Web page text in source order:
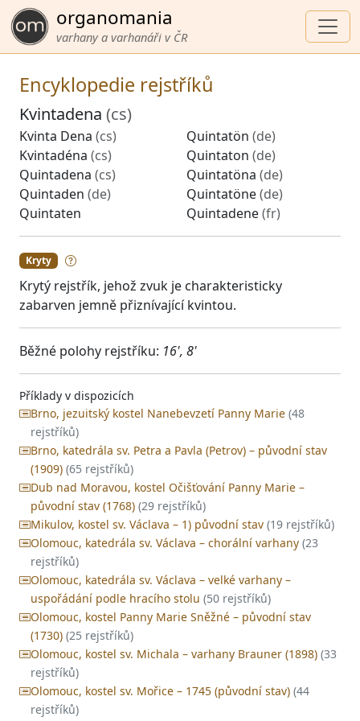
organomania
varhany a varhanáři v ČR
Encyklopedie rejstříků
Kvintadena (cs)
Kvinta Dena (cs)
Kvintadéna (cs)
Quintadena (cs)
Quintaden (de)
Quintaten
Quintatön (de)
Quintaton (de)
Quintatöna (de)
Quintatöne(de)
Quintadene(fr)
Kryty
Krytý rejstřík, jehož zvuk je charakteristicky
zabarven jemně přiznívající kvintou.
Běžné polohy rejstříku: 16', 8'
Příklady v dispozicích
Brno, jezuitský kostel Nanebevzetí Panny Marie (48
rejstříků)
Brno, katedrála sv. Petra a Pavla (Petrov) – původní stav
(1909) (65 rejstříků)
Dub nad Moravou, kostel Očišťování Panny Marie –
původní stav (1768) (29 rejstříků)
Mikulov, kostel sv. Václava – 1) původní stav (19 rejstříků)
Olomouc, katedrála sv. Václava – chorální varhany (23
rejstříků)
Olomouc, katedrála sv. Václava – velké varhany –
uspořádání podle hracího stolu (50 rejstříků)
Olomouc, kostel Panny Marie Sněžné – původní stav
(1730) (25 rejstříků)
Olomouc, kostel sv. Michala – varhany Brauner (1898) (33
rejstříků)
Olomouc, kostel sv. Mořice – 1745 (původní stav) (44
rejstříků)